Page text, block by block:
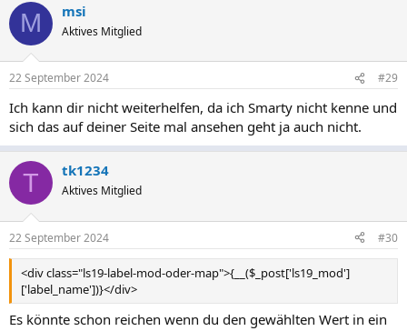
M msi
Aktives Mitglied
22 September 2024 #29
Ich kann dir nicht weiterhelfen, da ich Smarty nicht kenne und
sich das auf deiner Seite mal ansehen geht ja auch nicht.
T tk1234
Aktives Mitglied
22 September 2024 #30
<div class="ls19-label-mod-oder-map">{__($_post['ls19_mod']
['label_name'])}</div>
Es könnte schon reichen wenn du den gewählten Wert in ein